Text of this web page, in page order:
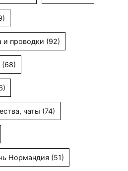
и проводки (92)
(68)
чаты (74)
Нормандия (51)